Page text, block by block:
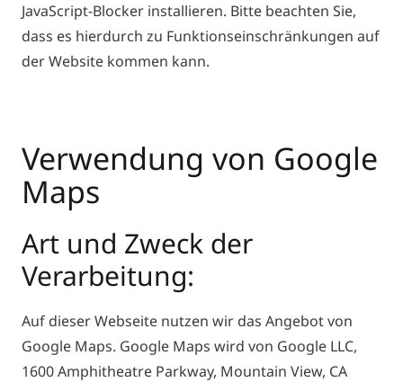
JavaScript-Blocker installieren. Bitte beachten Sie,
dass es hierdurch zu Funktionseinschränkungen auf
der Website kommen kann.
Verwendung von Google
Maps
Art und Zweck der
Verarbeitung:
Auf dieser Webseite nutzen wir das Angebot von
Google Maps. Google Maps wird von Google LLC,
1600 Amphitheatre Parkway, Mountain View, CA